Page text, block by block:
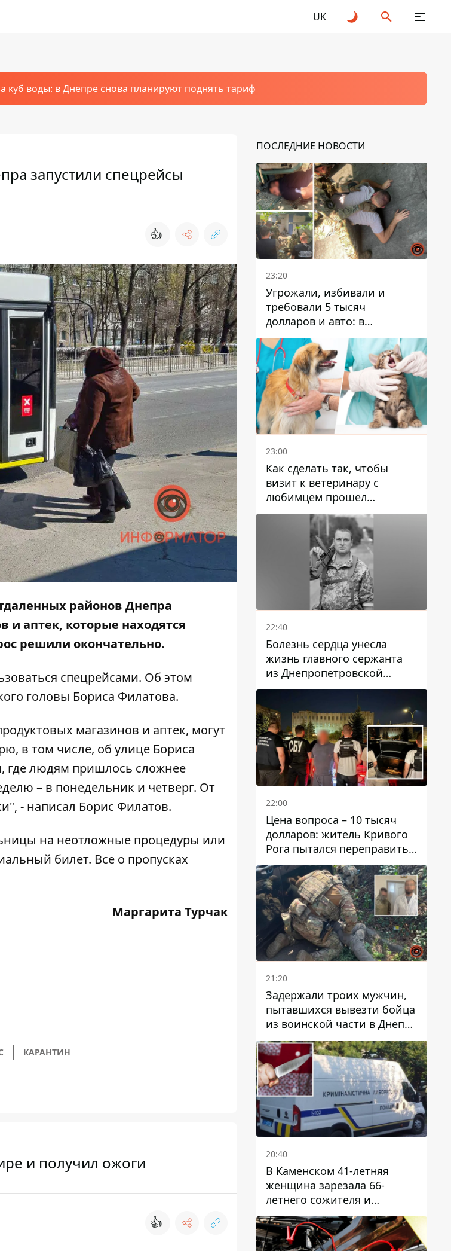
UK
куб воды: в Днепре снова планируют поднять тариф
запустили спецрейсы
👍
районов Днепра
и аптек, которые находятся
решили окончательно.
спецрейсами. Об этом
головы Бориса Филатова.
магазинов и аптек, могут
в том числе, об улице Бориса
где людям пришлось сложнее
– в понедельник и четверг. От
- написал Борис Филатов.
на неотложные процедуры или
билет. Все о пропусках
Маргарита Турчак
КАРАНТИН
и получил ожоги
👍
ПОСЛЕДНИЕ НОВОСТИ
23:20
Угрожали, избивали и
требовали 5 тысяч
долларов и авто: в
Павлограде задержали двух
мужчин
23:00
Как сделать так, чтобы
визит к ветеринару с
любимцем прошел
спокойно: простые советы
22:40
Болезнь сердца унесла
жизнь главного сержанта
из Днепропетровской
области Юрия Свистуна
22:00
Цена вопроса – 10 тысяч
долларов: житель Кривого
Рога пытался переправить
мужчину в Словакию
21:20
Задержали троих мужчин,
пытавшихся вывезти бойца
из воинской части в Днепр
за 7 тысяч долларов: среди
них был врач
20:40
В Каменском 41-летняя
женщина зарезала 66-
летнего сожителя и
пыталась обмануть
полицейских